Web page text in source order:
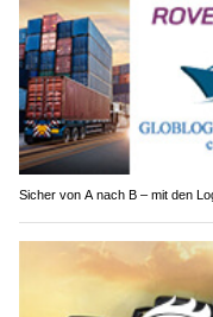
Sicher von A nach B – mit den